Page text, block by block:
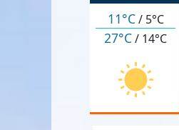
11°C/ 5°C
27°C/ 14°C